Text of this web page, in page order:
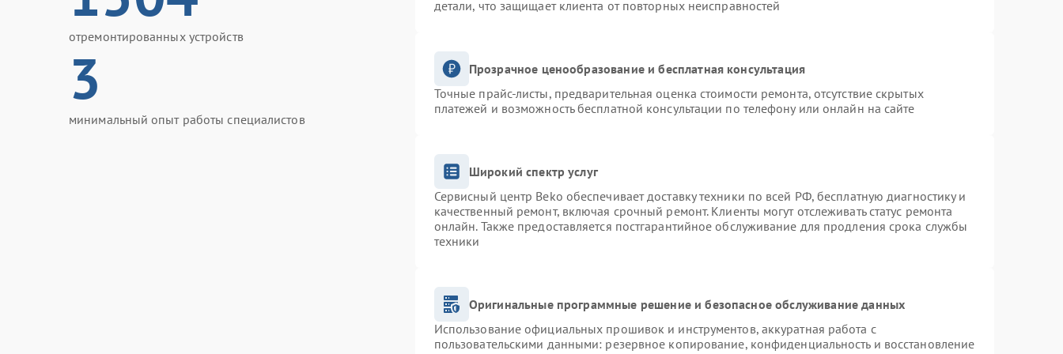
отремонтированных устройств
3
минимальный опыт работы специалистов
детали, что защищает клиента от повторных неисправностей
Прозрачное ценообразование и бесплатная консультация
Точные прайс-листы, предварительная оценка стоимости ремонта, отсутствие скрытых
платежей и возможность бесплатной консультации по телефону или онлайн на сайте
Широкий спектр услуг
Сервисный центр Beko обеспечивает доставку техники по всей РФ, бесплатную диагностику и
качественный ремонт, включая срочный ремонт. Клиенты могут отслеживать статус ремонта
онлайн. Также предоставляется постгарантийное обслуживание для продления срока службы
техники
Оригинальные программные решение и безопасное обслуживание данных
Использование официальных прошивок и инструментов, аккуратная работа с
пользовательскими данными: резервное копирование, конфиденциальность и восстановление